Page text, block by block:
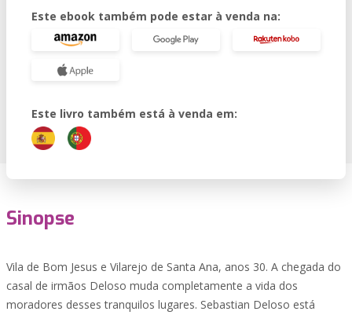
Este ebook também pode estar à venda na:
Este livro também está à venda em:
Sinopse
Vila de Bom Jesus e Vilarejo de Santa Ana, anos 30. A chegada do
casal de irmãos Deloso muda completamente a vida dos
moradores desses tranquilos lugares. Sebastian Deloso está